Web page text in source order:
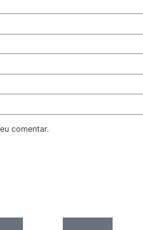
comentar.